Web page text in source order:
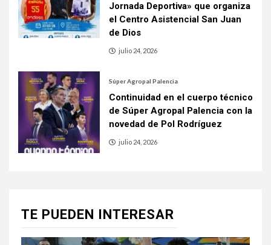
Jornada Deportiva» que organiza
el Centro Asistencial San Juan
de Dios
julio 24, 2026
Súper Agropal Palencia
Continuidad en el cuerpo técnico
de Súper Agropal Palencia con la
novedad de Pol Rodríguez
julio 24, 2026
TE PUEDEN INTERESAR